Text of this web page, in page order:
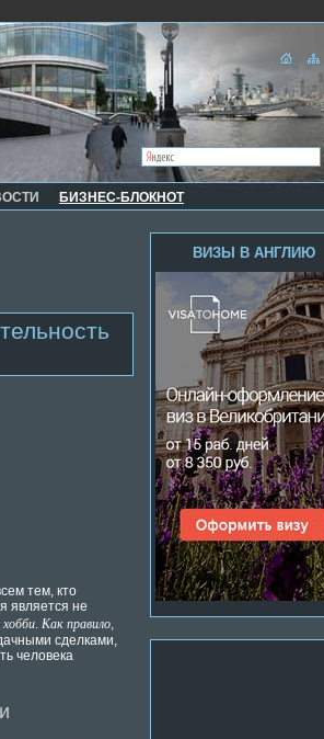
БИЗНЕС-БЛОКНОТ
тем, кто
является не
. Как правило,
сделками,
человека
ВИЗЫ В АНГЛИЮ